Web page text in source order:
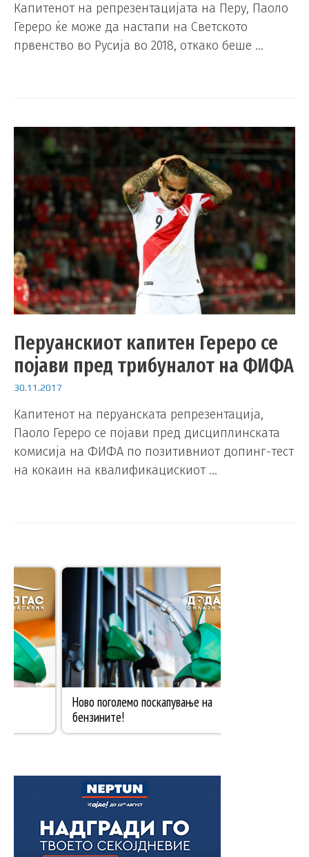
Капитенот на репрезентацијата на Перу, Паоло
Гереро ќе може да настапи на Светското
првенство во Русија во 2018, откако беше …
Перуанскиот капитен Гереро се
појави пред трибуналот на ФИФА
30.11.2017
Капитенот на перуанската репрезентација,
Паоло Гереро се појави пред дисциплинската
комисија на ФИФА по позитивниот допинг-тест
на кокаин на квалификацискиот …